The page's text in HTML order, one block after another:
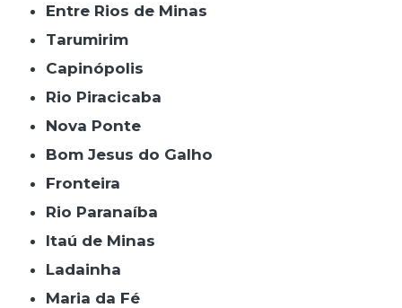
Entre Rios de Minas
Tarumirim
Capinópolis
Rio Piracicaba
Nova Ponte
Bom Jesus do Galho
Fronteira
Rio Paranaíba
Itaú de Minas
Ladainha
Maria da Fé